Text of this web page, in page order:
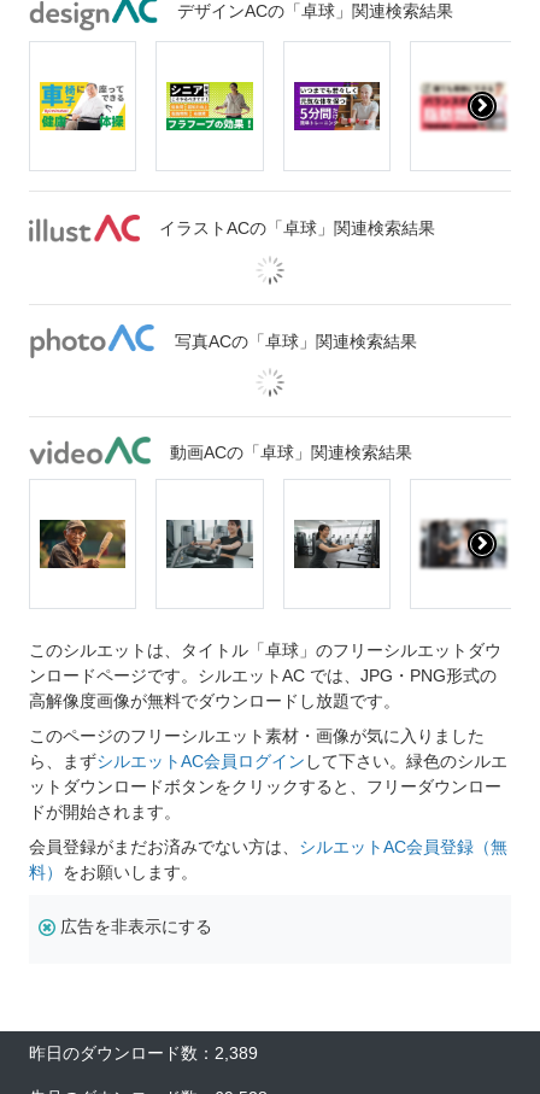
デザインACの「卓球」関連検索結果
イラストACの「卓球」関連検索結果
写真ACの「卓球」関連検索結果
動画ACの「卓球」関連検索結果
このシルエットは、タイトル「卓球」のフリーシルエットダウ
ンロードページです。シルエットAC では、JPG・PNG形式の
高解像度画像が無料でダウンロードし放題です。
このページのフリーシルエット素材・画像が気に入りました
ら、まずシルエットAC会員ログイン して下さい。緑色のシルエ
ットダウンロードボタンをクリックすると、フリーダウンロー
ドが開始されます。
会員登録がまだお済みでない方は、 シルエットAC会員登録（無
料） をお願いします。
広告を非表示にする
昨日のダウンロード数：2,389